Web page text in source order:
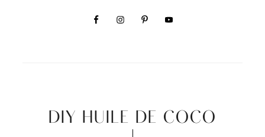
DIY HUILE DE COCO